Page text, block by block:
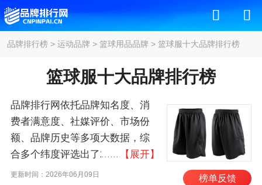
品牌排行榜> 运动品牌 > 篮球用品品牌 > 篮球服十大品牌排行榜
篮球服十大品牌排行榜
品牌排行网依托品牌知名度、消
费者满意度、社媒评价、市场份
额、品牌历史等多项大数据，综
合多个纬度评选出了2026年篮球
服十大品牌排行榜，其中前十名
【展开】
更新时间：2026年06月09日 榜单反馈